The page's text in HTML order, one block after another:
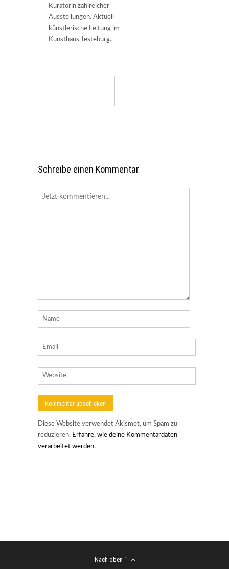
Kuratorin zahlreicher
Ausstellungen. Aktuell
künstlerische Leitung im
Kunsthaus Jesteburg.
Schreibe einen Kommentar
Diese Website verwendet Akismet, um Spam zu
reduzieren. Erfahre, wie deine Kommentardaten
verarbeitet werden.
Nach oben ˆ